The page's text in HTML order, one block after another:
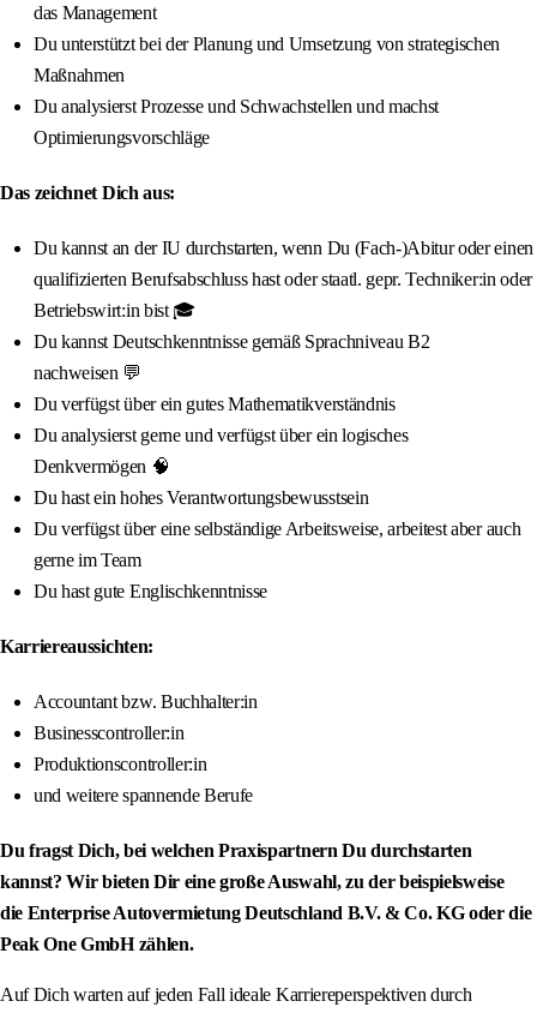
das Management
Du unterstützt bei der Planung und Umsetzung von strategischen
Maßnahmen
Du analysierst Prozesse und Schwachstellen und machst
Optimierungsvorschläge
Das zeichnet Dich aus:
Du kannst an der IU durchstarten, wenn Du (Fach-)Abitur oder einen
qualifizierten Berufsabschluss hast oder staatl. gepr. Techniker:in oder
Betriebswirt:in bist 🎓
Du kannst Deutschkenntnisse gemäß Sprachniveau B2
nachweisen 💬
Du verfügst über ein gutes Mathematikverständnis
Du analysierst gerne und verfügst über ein logisches
Denkvermögen 🧠
Du hast ein hohes Verantwortungsbewusstsein
Du verfügst über eine selbständige Arbeitsweise, arbeitest aber auch
gerne im Team
Du hast gute Englischkenntnisse
Karriereaussichten:
Accountant bzw. Buchhalter:in
Businesscontroller:in
Produktionscontroller:in
und weitere spannende Berufe
Du fragst Dich, bei welchen Praxispartnern Du durchstarten
kannst? Wir bieten Dir eine große Auswahl, zu der beispielsweise
die Enterprise Autovermietung Deutschland B.V. & Co. KG oder die
Peak One GmbH zählen.
Auf Dich warten auf jeden Fall ideale Karriereperspektiven durch